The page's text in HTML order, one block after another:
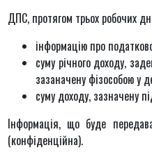
ДПС, протягом трьох робочих
інформацію про
суму річного доходу,
зазаначену фізособою у
суму доходу, зазначену
Інформація, що буде
(конфіденційна).